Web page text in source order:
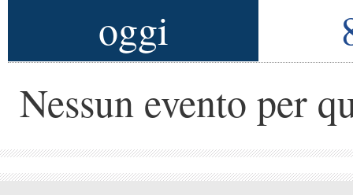
oggi
Nessun evento per